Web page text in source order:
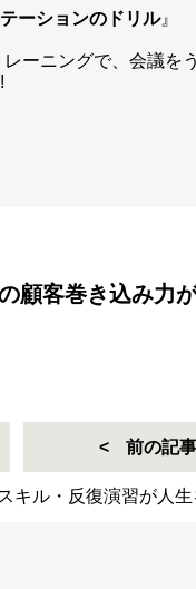
ーションのドリル』
レーニングで、会議
顧客巻き込み力
前の記事
キル・反復演習が人